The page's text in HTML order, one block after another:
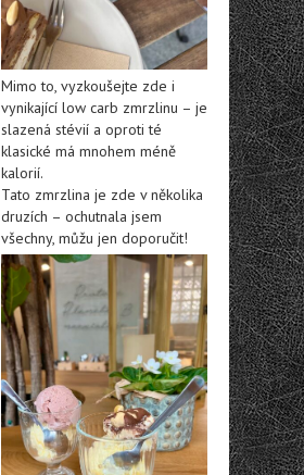
Mimo to, vyzkoušejte zde i
vynikající low carb zmrzlinu – je
slazená stévií a oproti té
klasické má mnohem méně
kalorií.
Tato zmrzlina je zde v několika
druzích – ochutnala jsem
všechny, můžu jen doporučit!